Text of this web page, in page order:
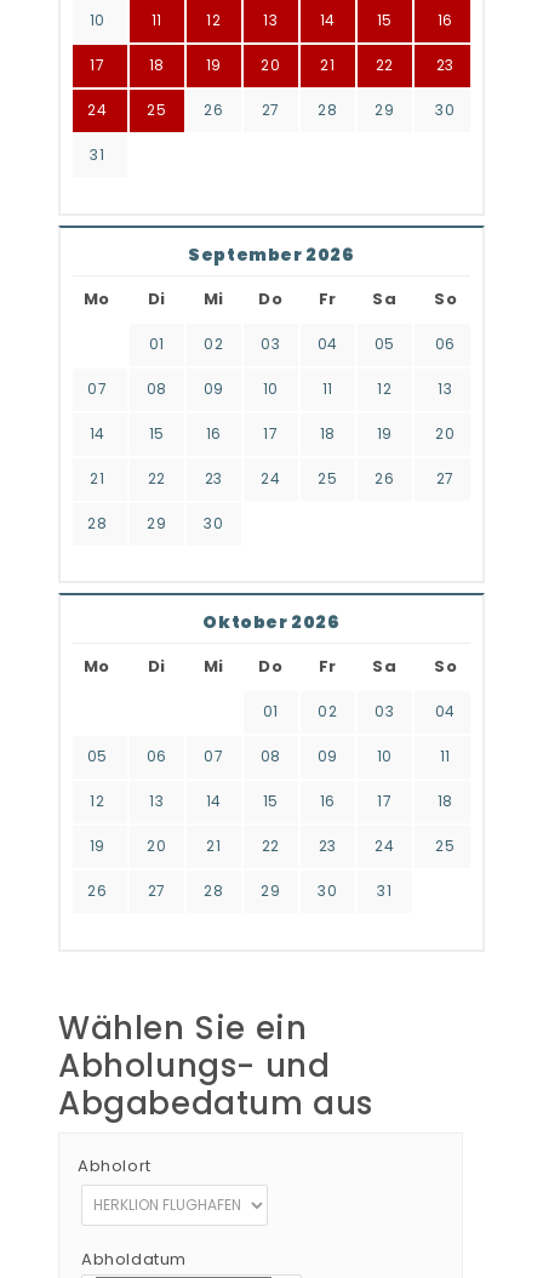
10 11 12 13 14 15 16
17 18 19 20 21 22 23
24 25 26 27 28 29 30
31
September 2026
Mo Di Mi Do Fr Sa So
01 02 03 04 05 06
07 08 09 10 11 12 13
14 15 16 17 18 19 20
21 22 23 24 25 26 27
28 29 30
Oktober 2026
Mo Di Mi Do Fr Sa So
01 02 03 04
05 06 07 08 09 10 11
12 13 14 15 16 17 18
19 20 21 22 23 24 25
26 27 28 29 30 31
Wählen Sie ein
Abholungs- und
Abgabedatum aus
Abholort
Abholdatum